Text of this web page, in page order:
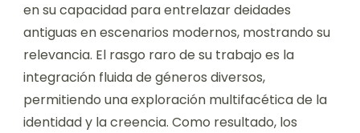
en su capacidad para entrelazar deidades
antiguas en escenarios modernos, mostrando su
relevancia. El rasgo raro de su trabajo es la
integración fluida de géneros diversos,
permitiendo una exploración multifacética de la
identidad y la creencia. Como resultado, los